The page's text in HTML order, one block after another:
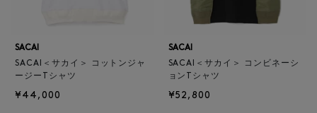
SACAI
SACAI＜サカイ＞ コットンジャ
ージーTシャツ
¥44,000
SACAI
SACAI＜サカイ＞ コンビネーシ
ョンTシャツ
¥52,800